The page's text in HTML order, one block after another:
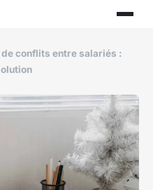
de conflits entre salariés :